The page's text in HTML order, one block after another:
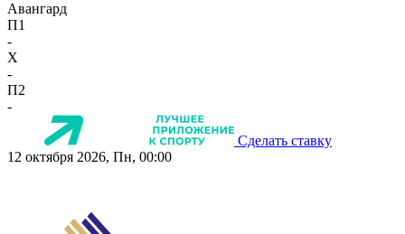
Авангард
П1
-
X
-
П2
-
Сделать ставку
12 октября 2026, Пн, 00:00